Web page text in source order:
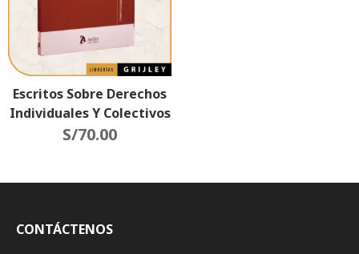
Escritos Sobre Derechos
Individuales Y Colectivos
(Una Visión Desde
S/70.00
CONTÁCTENOS